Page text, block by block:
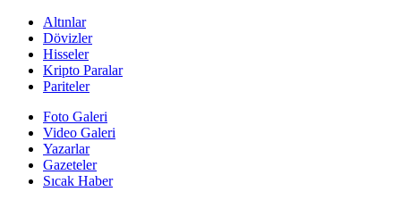
Altınlar
Dövizler
Hisseler
Kripto Paralar
Pariteler
Foto Galeri
Video Galeri
Yazarlar
Gazeteler
Sıcak Haber